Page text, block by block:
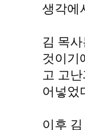
생각에
김 목
것이기
고 고
어넣었
이후